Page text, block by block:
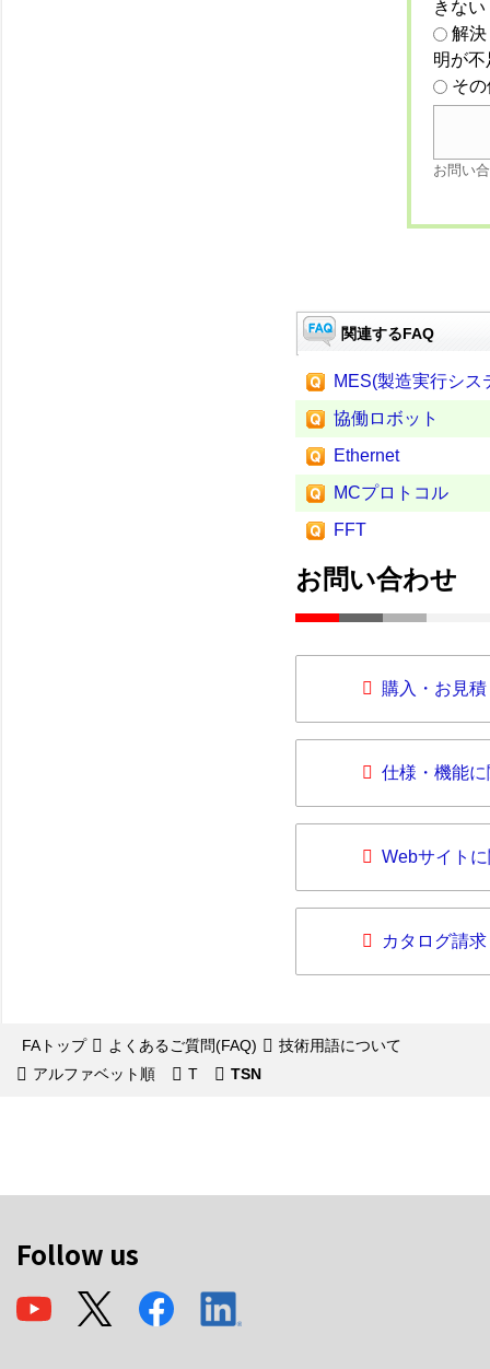
きない
解
明が
そ
お問い
関連するFAQ
MES(製造実行シス
協働ロボット
Ethernet
MCプロトコル
FFT
お問い合わせ
購入・お見
仕様・機能
Webサイト
カタログ請求
FAトップ よくあるご質問(FAQ)
技術用語について
アルファベット順
T TSN
Follow us